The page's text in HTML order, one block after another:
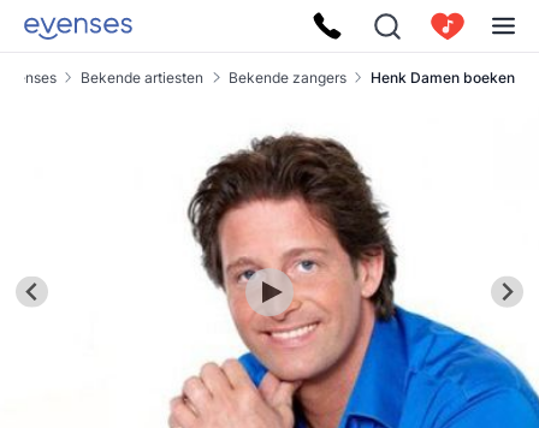
Evenses Bekende artiesten Bekende zangers Henk Damen boeken